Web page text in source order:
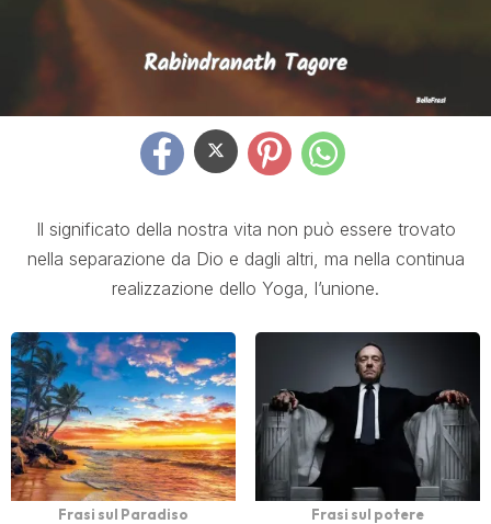
Il significato della nostra vita non può essere trovato
nella separazione da Dio e dagli altri, ma nella continua
realizzazione dello Yoga, l’unione.
Frasi sul Paradiso Frasi sul potere